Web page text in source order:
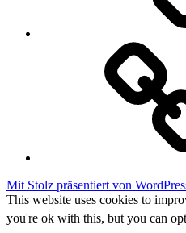
Mit Stolz präsentiert von
This website uses cookies to
you're ok with this, but you can